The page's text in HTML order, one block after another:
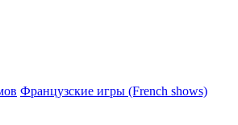
Французские игры (French shows)